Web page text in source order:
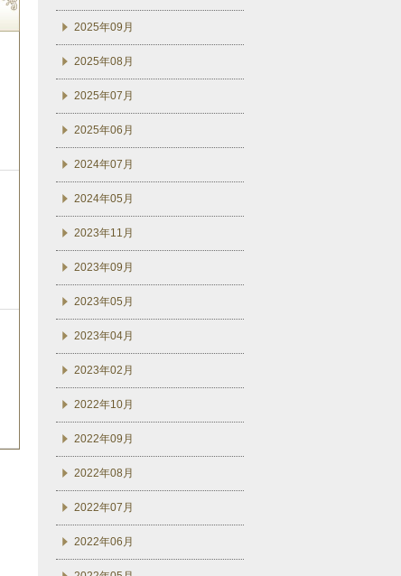
2025年09月
2025年08月
2025年07月
2025年06月
2024年07月
2024年05月
2023年11月
2023年09月
2023年05月
2023年04月
2023年02月
2022年10月
2022年09月
2022年08月
2022年07月
2022年06月